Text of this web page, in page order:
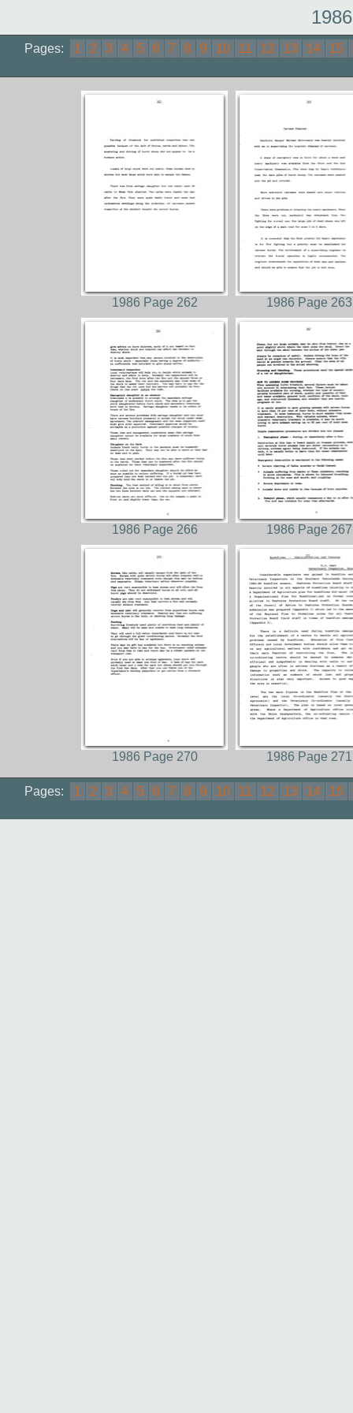
Pages: 1 2 3 4 5 6 7 8 9 10 11 12 13 14 15
1986 Page 262 1986 Page 263
1986 Page 266 1986 Page 267
1986 Page 270 1986 Page 271
Pages: 1 2 3 4 5 6 7 8 9 10 11 12 13 14 15